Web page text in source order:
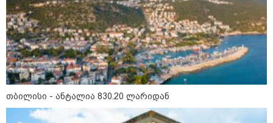
15:49 / 06-08-2026
თბილისი - ანტალია 830.20 ლარიდან